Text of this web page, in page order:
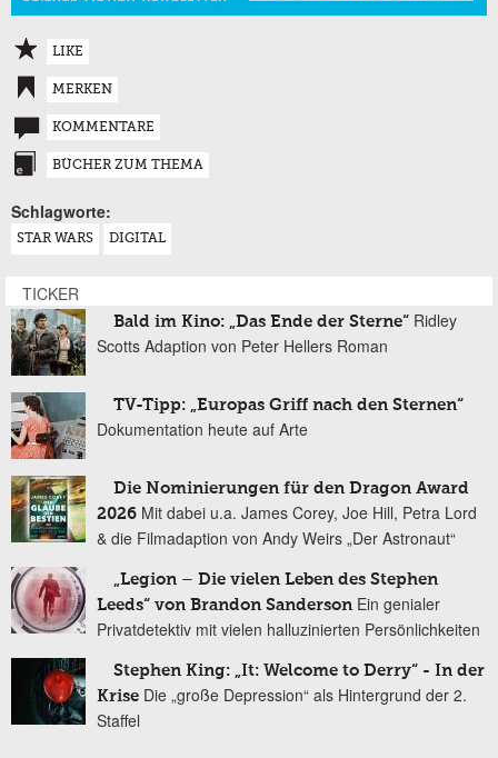
LIKE
MERKEN
KOMMENTARE
BÜCHER ZUM THEMA
Schlagworte:
STAR WARS DIGITAL
TICKER
Bald im Kino: „Das Ende der Sterne“ Ridley
Scotts Adaption von Peter Hellers Roman
TV-Tipp: „Europas Griff nach den Sternen“
Dokumentation heute auf Arte
Die Nominierungen für den Dragon Award
2026 Mit dabei u.a. James Corey, Joe Hill, Petra Lord
& die Filmadaption von Andy Weirs „Der Astronaut“
„Legion – Die vielen Leben des Stephen
Leeds“ von Brandon Sanderson Ein genialer
Privatdetektiv mit vielen halluzinierten Persönlichkeiten
Stephen King: „It: Welcome to Derry“ - In der
Krise Die „große Depression“ als Hintergrund der 2.
Staffel